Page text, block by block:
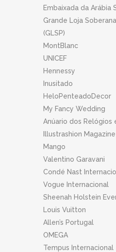
Embaixada da Arábia
Grande Loja
(GLSP)
MontBlanc
UNICEF
Hennessy
Inusitado
HeloPenteadoDecor
My Fancy Wedding
Anúario dos Relógios
Illustrashion Magazine
Mango
Valentino Garavani
Condé Nast
Vogue Internacional
Sheenah Holstein
Louis Vuitton
Allen’s Portugal
OMEGA
Tempus Internacional